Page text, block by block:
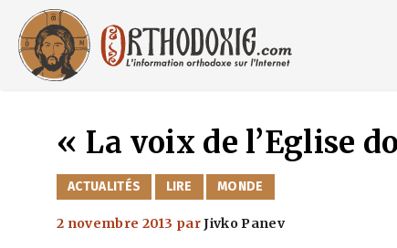
contenu
« La voix de l’Eglise
CATÉGORIES
ACTUALITÉS LIRE MONDE
2 novembre 2013 parJivko Panev